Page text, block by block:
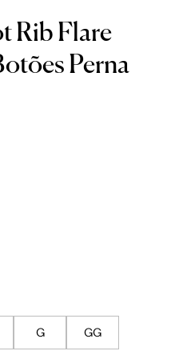
Rib Flare
Perna
G GG